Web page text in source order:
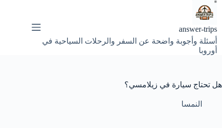
التجاوز
إلى
answer-trips
أسئلة وأجوبة واضحة عن السفر والرحلات السياحية في
أوروبا
هل تحتاج سيارة في زيلامسي؟
النمسا